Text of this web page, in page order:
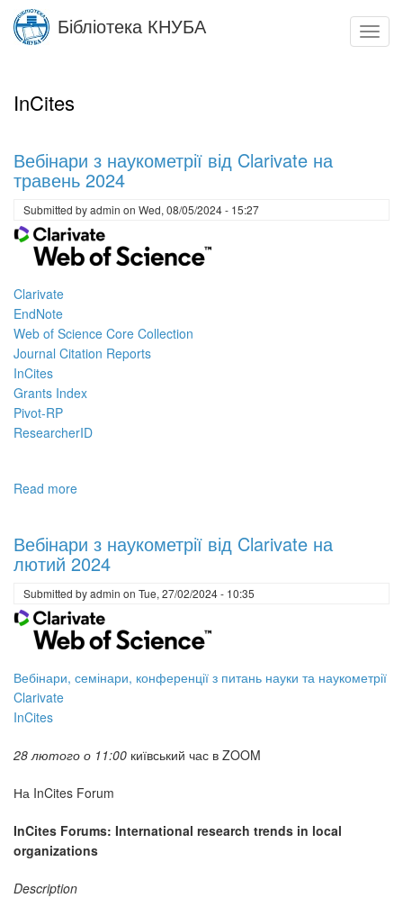
Skip
main
Бібліотека КНУБА
InCites
Вебінари з наукометрії від Clarivate на
травень 2024
Submitted byadmin on Wed, 08/05/2024 - 15:27
Clarivate
EndNote
Web of Science Core Collection
Journal Citation Reports
InCites
Grants Index
Pivot-RP
ResearcherID
Read more
наукометрії
від
Clarivate
травень
2024
Вебінари з наукометрії від Clarivate на
лютий 2024
Submitted byadmin on Tue, 27/02/2024 - 10:35
Вебінари, семінари, конференції з питань науки та наукометрії
Clarivate
InCites
28 лютого о 11:00 київський час в ZOOM
На InCites Forum
InCites Forums: International research trends in local
organizations
Description